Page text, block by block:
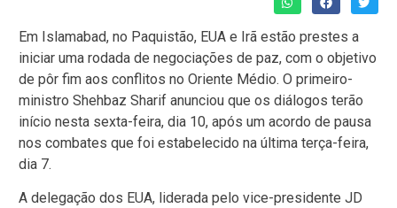
Em Islamabad, no Paquistão, EUA e Irã estão prestes a
iniciar uma rodada de negociações de paz, com o objetivo
de pôr fim aos conflitos no Oriente Médio. O primeiro-
ministro Shehbaz Sharif anunciou que os diálogos terão
início nesta sexta-feira, dia 10, após um acordo de pausa
nos combates que foi estabelecido na última terça-feira,
dia 7.
A delegação dos EUA, liderada pelo vice-presidente JD